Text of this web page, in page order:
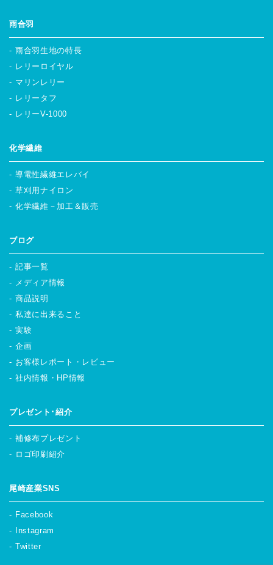
雨合羽
雨合羽生地の特長
レリーロイヤル
マリンレリー
レリータフ
レリーV-1000
化学繊維
導電性繊維エレバイ
草刈用ナイロン
化学繊維－加工＆販売
ブログ
記事一覧
メディア情報
商品説明
私達に出来ること
実験
企画
お客様レポート・レビュー
社内情報・HP情報
プレゼント･紹介
補修布プレゼント
ロゴ印刷紹介
尾崎産業SNS
Facebook
Instagram
Twitter